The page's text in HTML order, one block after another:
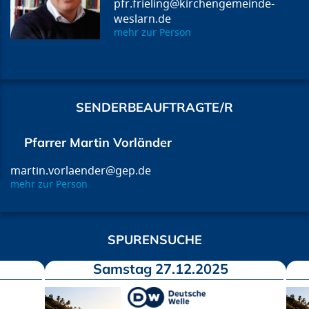
pfr.frieling@kirchengemeinde-
weslarn.de
mehr zur Person
SENDERBEAUFTRAGTE/R
Pfarrer Martin Vorländer
martin.vorlaender@gep.de
mehr zur Person
SPURENSUCHE
Samstag 27.12.2025